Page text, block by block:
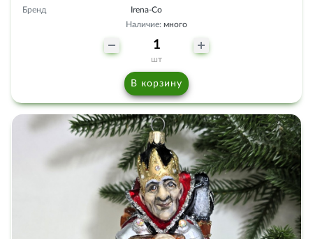
Бренд
Irena-Co
Наличие: много
шт
В корзину